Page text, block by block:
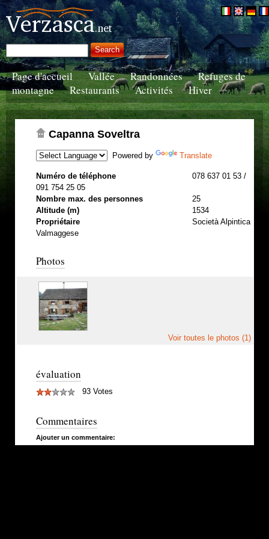
Page d'accueil Vallée Randonnées
Refuges de
montagne
Restaurants Activités Hiver
Capanna Soveltra
Powered by Translate
Numéro de téléphone
078 637 01 53 /
091 754 25 05
Nombre max. des personnes
25
Altitude (m)
1534
Propriétaire
Società Alpintica
Valmaggese
Photos
Voir toutes le photos (1)
évaluation
93 Votes
Commentaires
Ajouter un commentaire: